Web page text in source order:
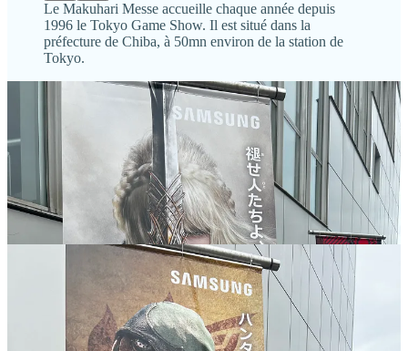
Le Makuhari Messe accueille chaque année depuis
1996 le Tokyo Game Show. Il est situé dans la
préfecture de Chiba, à 50mn environ de la station de
Tokyo.